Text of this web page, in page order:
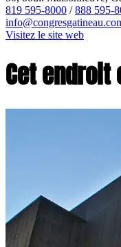
819 595-8000 /888 595-
Visitez le site web
Cet